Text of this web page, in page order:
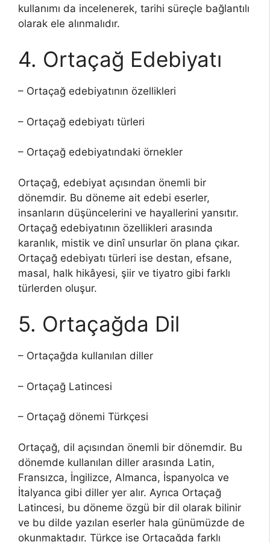
kullanımı da incelenerek, tarihi süreçle bağlantılı
olarak ele alınmalıdır.
4. Ortaçağ Edebiyatı
– Ortaçağ edebiyatının özellikleri
– Ortaçağ edebiyatı türleri
– Ortaçağ edebiyatındaki örnekler
Ortaçağ, edebiyat açısından önemli bir
dönemdir. Bu döneme ait edebi eserler,
insanların düşüncelerini ve hayallerini yansıtır.
Ortaçağ edebiyatının özellikleri arasında
karanlık, mistik ve dinî unsurlar ön plana çıkar.
Ortaçağ edebiyatı türleri ise destan, efsane,
masal, halk hikâyesi, şiir ve tiyatro gibi farklı
türlerden oluşur.
5. Ortaçağda Dil
– Ortaçağda kullanılan diller
– Ortaçağ Latincesi
– Ortaçağ dönemi Türkçesi
Ortaçağ, dil açısından önemli bir dönemdir. Bu
dönemde kullanılan diller arasında Latin,
Fransızca, İngilizce, Almanca, İspanyolca ve
İtalyanca gibi diller yer alır. Ayrıca Ortaçağ
Latincesi, bu döneme özgü bir dil olarak bilinir
ve bu dilde yazılan eserler hala günümüzde de
okunmaktadır. Türkçe ise Ortaçağda farklı